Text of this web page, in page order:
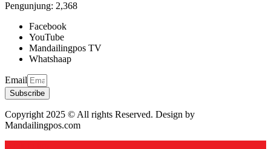
Pengunjung: 2,368
Facebook
YouTube
Mandailingpos TV
Whatshaap
Email
Subscribe
Copyright 2025 © All rights Reserved. Design by
Mandailingpos.com